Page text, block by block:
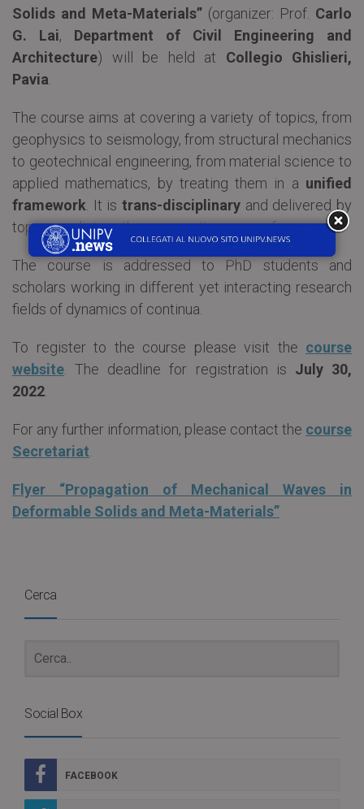
Solids and Meta-Materials” (organizer: Prof. Carlo
G. Lai, Department of Civil Engineering and
Architecture) will be held at Collegio Ghislieri,
Pavia
The course aims at covering a variety of topics, from
geophysics to seismology, from structural mechanics
to geotechnical engineering, from material science to
applied mathematics, by treating them in a unified
framework . It is trans-disciplinary and delivered by
top specialists in their respective areas of research.
The course is addressed to PhD students and
scholars working in different yet interacting research
fields of dynamics of continua.
To register to the course please visit the course
website . The deadline for registration is July 30,
2022
For any further information, please contact the course
Secretariat
Flyer “Propagation of Mechanical Waves in
Deformable Solids and Meta-Materials”
Cerca
Social Box
FACEBOOK